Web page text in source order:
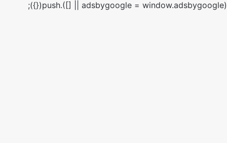
(adsbygoogle = window.adsbygoogle || []).push({});